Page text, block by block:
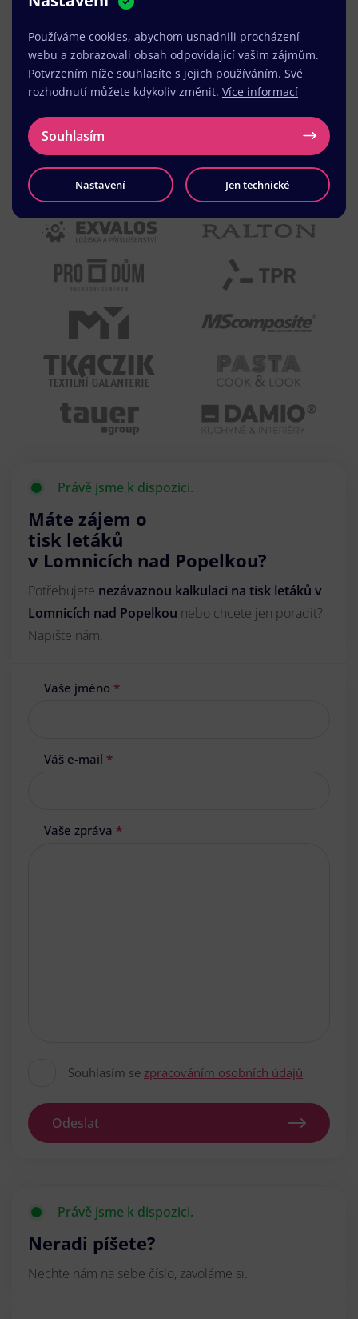
Právě jsme k dispozici.
Máte zájem o
tisk letáků
v Lomnicích nad Popelkou?
Potřebujete nezávaznou kalkulaci na tisk letáků v
Lomnicích nad Popelkou nebo chcete jen poradit?
Napište nám.
Vaše jméno *
Váš e-mail *
Vaše zpráva *
Souhlasím se zpracováním osobních údajů
Odeslat
Právě jsme k dispozici.
Neradi píšete?
Nechte nám na sebe číslo, zavoláme si.
Používáme cookies, abychom usnadnili procházení
webu a zobrazovali obsah odpovídající vašim zájmům.
Potvrzením níže souhlasíte s jejich používáním. Své
rozhodnutí můžete kdykoliv změnit. Více informací
Souhlasím
Nastavení Jen technické